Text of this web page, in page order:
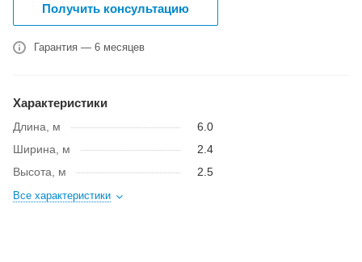
Получить консультацию
Гарантия — 6 месяцев
Характеристики
Длина, м
6.0
Ширина, м
2.4
Высота, м
2.5
Все характеристики